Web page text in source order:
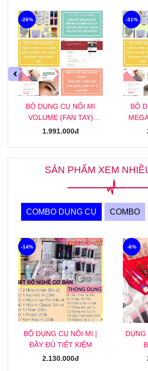
BỘ DỤNG CỤ NỐI MI
VOLUME (FAN TAY)
TẶNG KHOÁ HỌC NỐI MI
1.991.000đ
-26%
BỘ
KHOÁ
-31%
SẢN PHẨM XEM
COMBO DỤNG CỤ COMBO
BỘ DỤNG CỤ NỐI MI |
ĐẦY ĐỦ TIẾT KIỆM
2.130.000đ
-14% -6%